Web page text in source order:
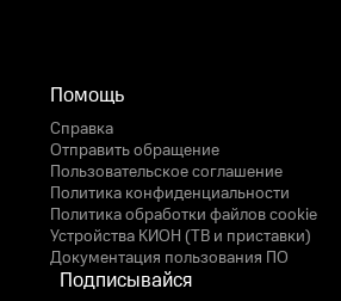
Помощь
Справка
Отправить обращение
Пользовательское соглашение
Политика конфиденциальности
Политика обработки файлов cookie
Устройства КИОН (ТВ и приставки)
Документация пользования ПО
Подписывайся